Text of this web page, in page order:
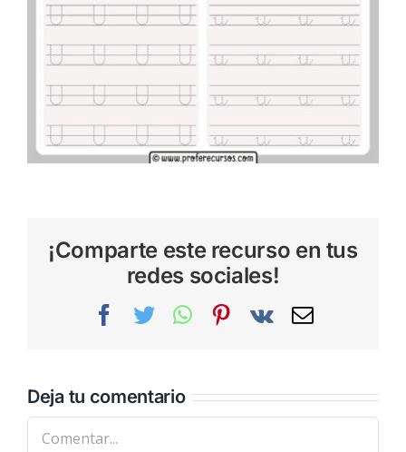
¡Comparte este recurso en tus
redes sociales!
Facebook
TwitterWhatsAppPinterest
Vk
Correo
Deja tu comentario
Comentar